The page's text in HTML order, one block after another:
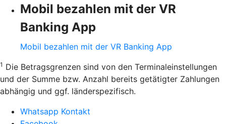
Mobil bezahlen mit der VR
Banking App
Mobil bezahlen mit der VR Banking App
1 Die Betragsgrenzen sind von den Terminaleinstellungen
und der Summe bzw. Anzahl bereits getätigter Zahlungen
abhängig und ggf. länderspezifisch.
Whatsapp Kontakt